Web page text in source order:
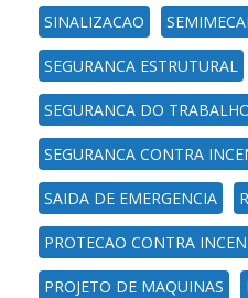
SINALIZACAO
SEGURANCA ESTRUTURAL
SEGURANCA DO
SEGURANCA CONTRA
SAIDA DE EMERGENCIA
PROTECAO CONTRA
PROJETO DE MAQUINAS